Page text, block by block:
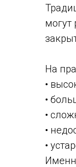
могут
На
•
•
•
•
•